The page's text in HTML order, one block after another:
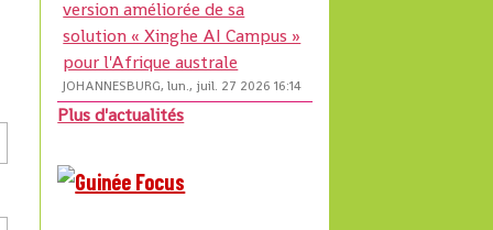
version améliorée de sa
solution « Xinghe AI Campus »
pour l'Afrique australe
JOHANNESBURG, lun., juil. 27 2026 16:14
Plus d'actualités